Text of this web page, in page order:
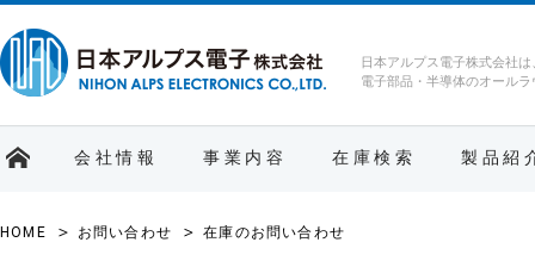
日本アルプス電子株式会社は
電子部品・半導体のオール
会社情報 事業内容 在庫検索 製品紹
HOME お問い合わせ 在庫のお問い合わせ